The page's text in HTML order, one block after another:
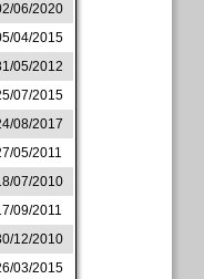
06/2020
04/2015
05/2012
07/2015
08/2017
05/2011
07/2010
09/2011
12/2010
03/2015